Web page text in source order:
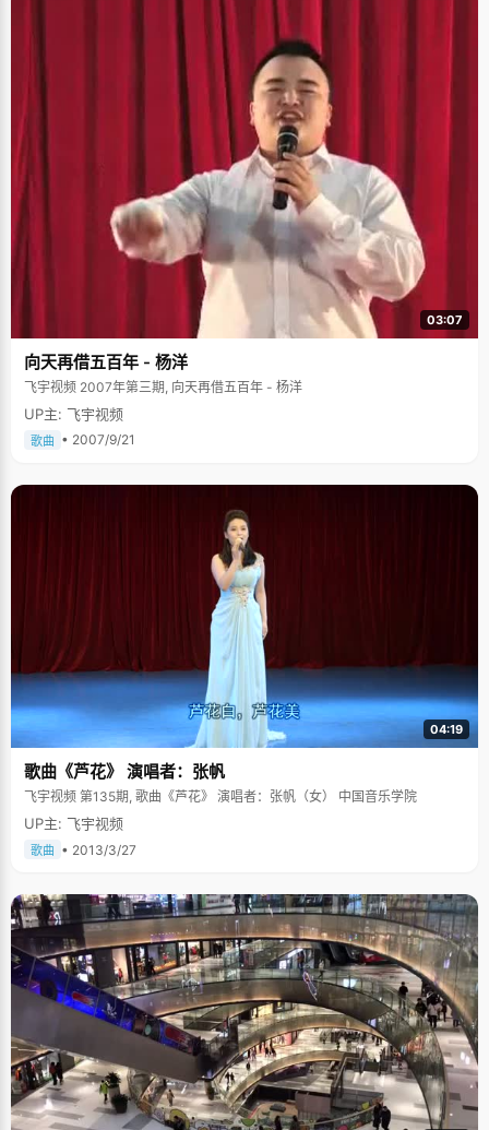
03:07
向天再借五百年 - 杨洋
飞宇视频 2007年第三期, 向天再借五百年 - 杨洋
UP主: 飞宇视频
歌曲 • 2007/9/21
04:19
歌曲《芦花》 演唱者：张帆
飞宇视频 第135期, 歌曲《芦花》 演唱者：张帆（女） 中国音乐学院
UP主: 飞宇视频
歌曲 • 2013/3/27